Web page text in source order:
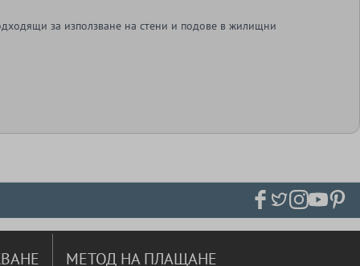
за използване на стени и подове в жилищни
МЕТОД НА ПЛАЩАНЕ